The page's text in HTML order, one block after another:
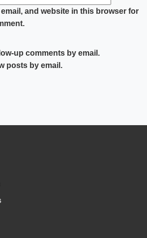
and website in this browser for
up comments by email.
posts by email.